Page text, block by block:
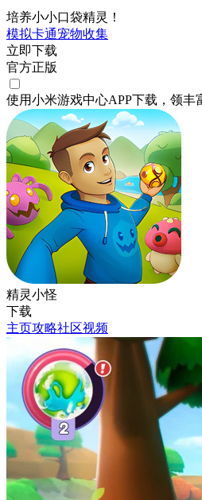
培养小小口袋精灵！
模拟卡通宠物收集
立即下载
官方正版
使用小米游戏中心APP下载 ，领丰
精灵小怪
下载
主页攻略社区视频